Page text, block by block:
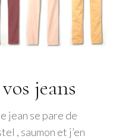
jeans
jean se pare de
, saumon et j’en